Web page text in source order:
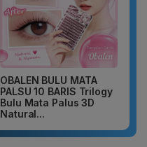
OBALEN BULU MATA
PALSU 10 BARIS Trilogy
Bulu Mata Palus 3D
Natural...